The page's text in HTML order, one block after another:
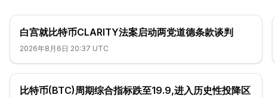
白宫就比特币CLARITY法案启动两党道德条款谈判
2026年8月6日 20:37 UTC
比特币(BTC)周期综合指标跌至19.9,进入历史性投降区